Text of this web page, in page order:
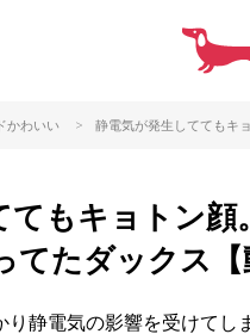
かわいい > 静電気が発生しててもキ
てもキョトン顔
たダックス【
静電気の影響を受けてし